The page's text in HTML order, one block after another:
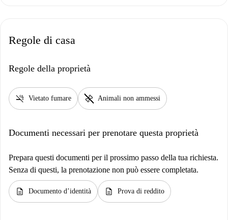
Regole di casa
Regole della proprietà
smoke_free Vietato fumare pet_supplies Animali non ammessi
Documenti necessari per prenotare questa proprietà
Prepara questi documenti per il prossimo passo della tua richiesta.
Senza di questi, la prenotazione non può essere completata.
description Documento d’identità description Prova di reddito